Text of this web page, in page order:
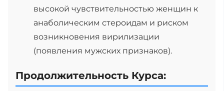
высокой чувствительностью женщин к
анаболическим стероидам и риском
возникновения вирилизации
(появления мужских признаков).
Продолжительность Курса: